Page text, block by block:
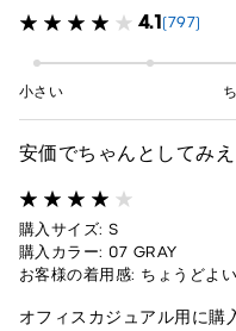
4.1(797)
小さい
安価でちゃんとしてみえ
購入サイズ: S
購入カラー: 07 GRAY
お客様の着用感: ちょうどよい
オフィスカジュアル用に購